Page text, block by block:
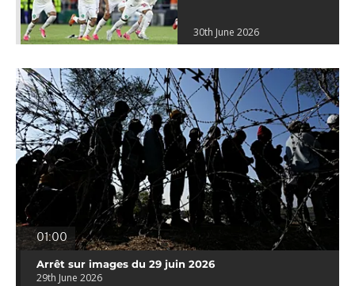
30th June 2026
01:00
Arrêt sur images du 29 juin 2026
29th June 2026